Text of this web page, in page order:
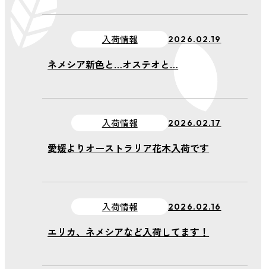
入荷情報 2026.02.19
ネメシア新色と…オステオと…
入荷情報 2026.02.17
愛媛よりオーストラリア花木入荷です
入荷情報 2026.02.16
エリカ、ネメシアなど入荷してます！